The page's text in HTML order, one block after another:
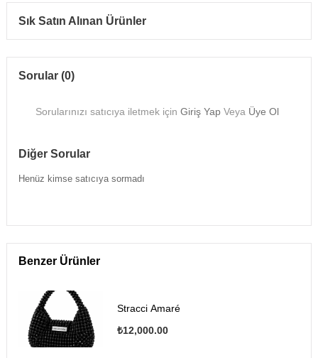
Sık Satın Alınan Ürünler
Sorular (0)
Sorularınızı satıcıya iletmek içinGiriş Yap Veya Üye Ol
Diğer Sorular
Henüz kimse satıcıya sormadı
Benzer Ürünler
Stracci Amaré
₺12,000.00